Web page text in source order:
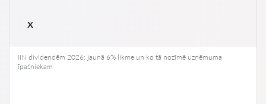
x
IIN dividendēm 2026: jaunā 6% likme un ko tā nozīmē uzņēmuma
īpašniekam